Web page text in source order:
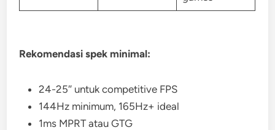
Rekomendasi spek minimal:
24-25″ untuk competitive FPS
144Hz minimum, 165Hz+ ideal
1ms MPRT atau GTG